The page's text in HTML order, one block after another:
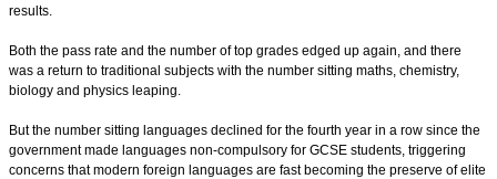
results.
Both the pass rate and the number of top grades edged up again, and there
was a return to traditional subjects with the number sitting maths, chemistry,
biology and physics leaping.
But the number sitting languages declined for the fourth year in a row since the
government made languages non-compulsory for GCSE students, triggering
concerns that modern foreign languages are fast becoming the preserve of elite